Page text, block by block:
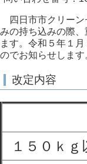
四日市市クリーン
みの持ち込みの際
ます。令和５年１
のでお知らせします
改定内容
１５０ｋｇ